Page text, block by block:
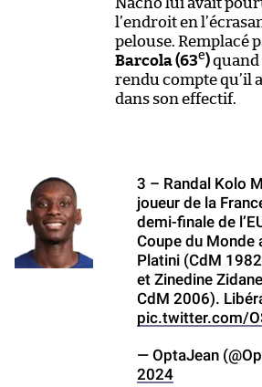
l’endroit en
pelouse. Remplacé
Barcola (63e)quand
rendu compte qu’il
dans son effectif.
3 – Randal Kolo
joueur de la
demi-finale de
Coupe du Monde
Platini (CdM
et Zinedine
CdM 2006).
pic.twitter.com/
— OptaJean
2024